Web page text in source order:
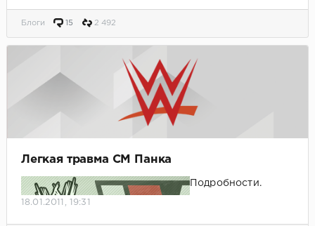
Блоги 15 2 492
Легкая травма СМ Панка
Подробности.
18.01.2011, 19:31